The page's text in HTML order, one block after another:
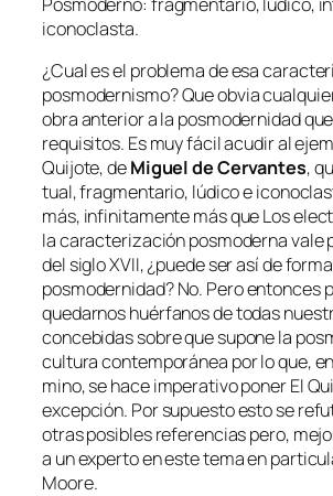
iconoclasta.
¿Cual es el pro­ble­ma de esa
pos­mo­der­nis­mo? Que ob­via
obra an­te­rior a la pos­mo­der­ni­dad
re­qui­si­tos. Es muy fá­cil acu­dir al
Quijote, deMiguel de Cervantes,
tual, frag­men­ta­rio, lú­di­co e
más, in­fi­ni­ta­men­te más que Los
la ca­rac­te­ri­za­ción pos­mo­der­na va­le
del si­glo XVII, ¿pue­de ser así de
pos­mo­der­ni­dad? No. Pero en­ton­ces
que­dar­nos huér­fa­nos de to­das
con­ce­bi­das so­bre que su­po­ne la
cul­tu­ra con­tem­po­rá­nea por lo que,
mino, se ha­ce im­pe­ra­ti­vo po­ner El
ex­cep­ción. Por su­pues­to es­to se
otras po­si­bles re­fe­ren­cias pe­ro,
a un ex­per­to en es­te te­ma en
Moore.